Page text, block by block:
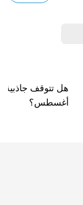
أغسطس؟